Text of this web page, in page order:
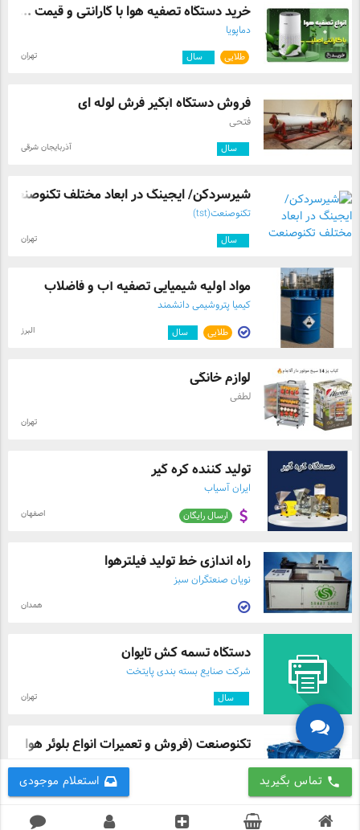
call تماس بگیرید استعلام موجودی
خرید دستگاه تصفیه هوا با گارانتی و قیمت ...
دماپویا
طلایی سال تهران
فروش دستگاه آبگیر فرش لوله ای
فتحی
سال آذربایجان شرقی
شیرسردکن/ ایجینگ در ابعاد مختلف تکنوصنعت
تکنوصنعت(tst)
سال تهران
مواد اولیه شیمیایی تصفیه آب و فاضلاب
کیمیا پتروشیمی دانشمند
طلایی سال البرز
لوازم خانگی
لطفی
تهران
تولید کننده کره گیر
ایران آسیاب
ارسال رایگان اصفهان
راه اندازی خط تولید فیلترهوا
نویان صنعتگران سبز
همدان
دستگاه تسمه کش تایوان
شرکت صنایع بسته بندی پایتخت
سال تهران
تکنوصنعت (فروش و تعمیرات انواع بلوئر هوا ...
تکنو صنعت
اصفهان